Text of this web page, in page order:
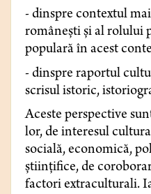
- dinspre contextul
româneşti și al rolului
populară în acest
- dinspre raportul
scrisul istoric,
Aceste perspective
lor, de interesul
socială, economică,
științifice, de
factori extraculturali.